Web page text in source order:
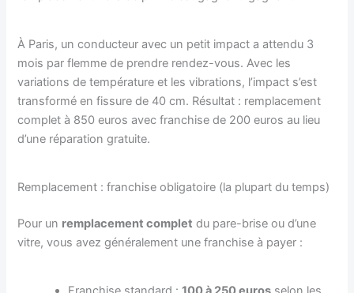
À Paris, un conducteur avec un petit impact a attendu 3
mois par flemme de prendre rendez-vous. Avec les
variations de température et les vibrations, l’impact s’est
transformé en fissure de 40 cm. Résultat : remplacement
complet à 850 euros avec franchise de 200 euros au lieu
d’une réparation gratuite.
Remplacement : franchise obligatoire (la plupart du temps)
Pour un remplacement complet du pare-brise ou d’une
vitre, vous avez généralement une franchise à payer :